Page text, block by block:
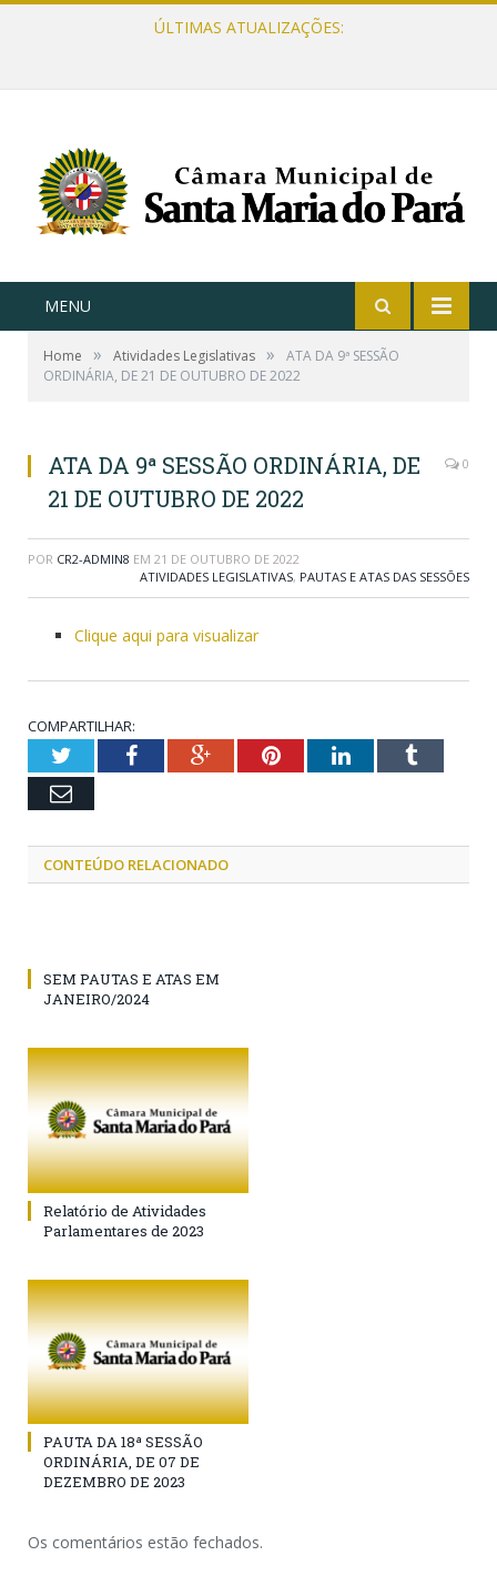
ÚLTIMAS ATUALIZAÇÕES:
MENU
Home » Atividades Legislativas »
ATA DA 9ª SESSÃO
ORDINÁRIA, DE 21 DE OUTUBRO DE 2022
ATA DA 9ª SESSÃO ORDINÁRIA, DE
21 DE OUTUBRO DE 2022
0
POR CR2-ADMIN8 EM 21 DE OUTUBRO DE 2022
ATIVIDADES LEGISLATIVAS, PAUTAS E ATAS DAS SESSÕES
Clique aqui para visualizar
COMPARTILHAR:
TwitterFacebookGoogle+PinterestLinkedInTumblr
Email
CONTEÚDO RELACIONADO
SEM PAUTAS E ATAS EM
JANEIRO/2024
Relatório de Atividades
Parlamentares de 2023
PAUTA DA 18ª SESSÃO
ORDINÁRIA, DE 07 DE
DEZEMBRO DE 2023
Os comentários estão fechados.